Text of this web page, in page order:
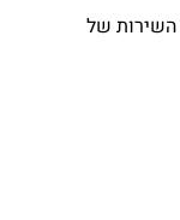
השירות של